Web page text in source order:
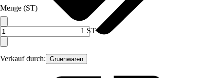
Verkauf durch: Gruenwaren
Menge (ST)
1 ST